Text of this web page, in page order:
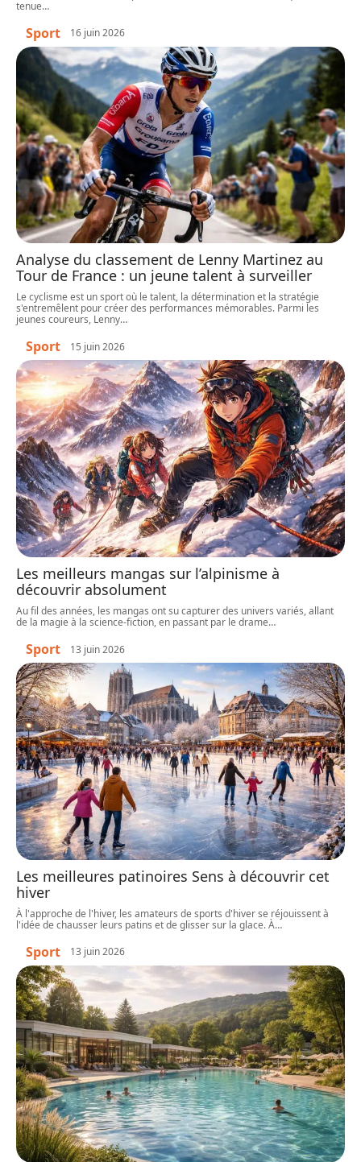
tenue…
Sport 16 juin 2026
Analyse du classement de Lenny Martinez au
Tour de France : un jeune talent à surveiller
Le cyclisme est un sport où le talent, la détermination et la stratégie
s'entremêlent pour créer des performances mémorables. Parmi les
jeunes coureurs, Lenny…
Sport 15 juin 2026
Les meilleurs mangas sur l’alpinisme à
découvrir absolument
Au fil des années, les mangas ont su capturer des univers variés, allant
de la magie à la science-fiction, en passant par le drame…
Sport 13 juin 2026
Les meilleures patinoires Sens à découvrir cet
hiver
À l'approche de l'hiver, les amateurs de sports d'hiver se réjouissent à
l'idée de chausser leurs patins et de glisser sur la glace. À…
Sport 13 juin 2026